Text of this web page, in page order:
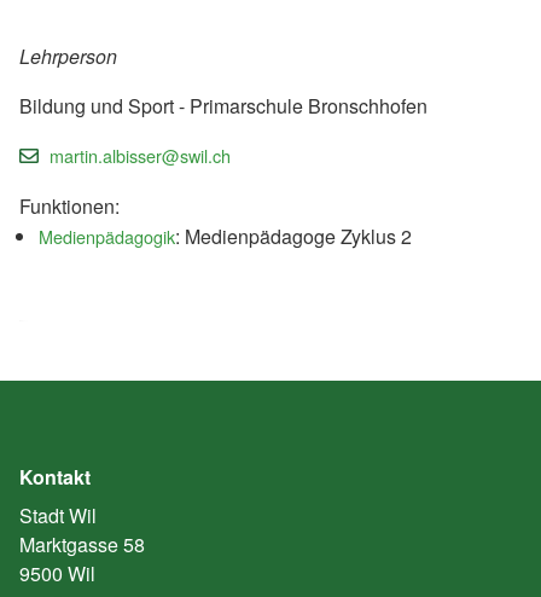
Lehrperson
Bildung und Sport - Primarschule Bronschhofen
martin.albisser@swil.ch
Funktionen:
Medienpädagogik: Medienpädagoge Zyklus 2
Kontakt
Stadt Wil
Marktgasse 58
9500 Wil